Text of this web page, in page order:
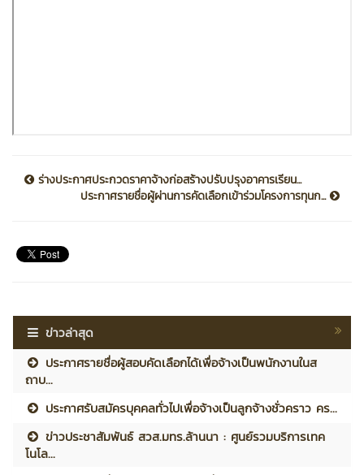
ร่างประกาศประกวดราคาจ้างก่อสร้างปรับปรุงอาคารเรียน...
ประกาศรายชื่อผู้ผ่านการคัดเลือกเข้าร่วมโครงการทุนก...
ข่าวล่าสุด
ประกาศรายชื่อผู้สอบคัดเลือกได้เพื่อจ้างเป็นพนักงานในส
ถาบ...
ประกาศรับสมัครบุคคลทั่วไปเพื่อจ้างเป็นลูกจ้างชั่วคราว คร...
ข่าวประชาสัมพันธ์ สวส.มทร.ล้านนา : ศูนย์รวมบริการเทค
โนโล...